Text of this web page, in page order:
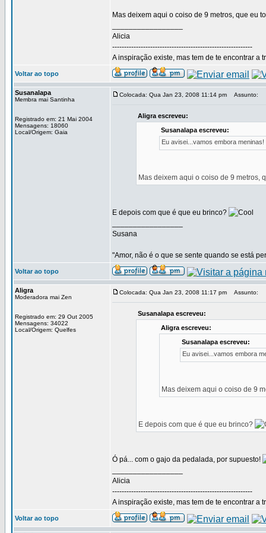
Mas deixem aqui o coiso de 9 metros, que eu
Alicia
-----------------------------------------------------------
A inspiração existe, mas tem de te encontrar a
Voltar ao topo
Susanalapa
Membra mai Santinha
Registrado em: 21 Mai 2004
Mensagens: 18060
Local/Origem: Gaia
Colocada: Qua Jan 23, 2008 11:14 pm Assunto:
Aligra escreveu:
Susanalapa escreveu:
Eu avisei...vamos embora meninas!
Mas deixem aqui o coiso de 9 metros,
E depois com que é que eu brinco?
Susana
"Amor, não é o que se sente quando se está
Voltar ao topo
Aligra
Moderadora mai Zen
Registrado em: 29 Out 2005
Mensagens: 34022
Local/Origem: Quelfes
Colocada: Qua Jan 23, 2008 11:17 pm Assunto:
Susanalapa escreveu:
Aligra escreveu:
Susanalapa escreveu:
Eu avisei...vamos embora
Mas deixem aqui o coiso de 9
E depois com que é que eu brinco?
Ó pá... com o gajo da pedalada, por supuesto!
Alicia
-----------------------------------------------------------
A inspiração existe, mas tem de te encontrar a
Voltar ao topo